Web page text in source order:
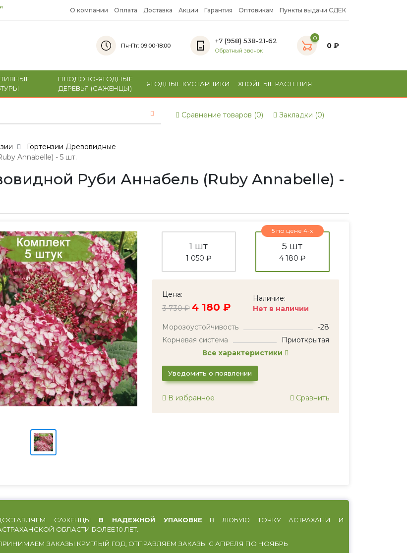
О компании Оплата Доставка Акции Гарантия Оптовикам Пункты выдачи СДЕК
Пн-Пт: 09:00-18:00
+7 (958) 538-21-62
Обратный звонок
0
0 ₽
ПЛОДОВО-ЯГОДНЫЕ
ДЕРЕВЬЯ (САЖЕНЦЫ)
ЯГОДНЫЕ КУСТАРНИКИ ХВОЙНЫЕ РАСТЕНИЯ
Сравнение товаров (0) Закладки (0)
Гортензии Древовидные
Annabelle) - 5 шт.
Руби Аннабель (Ruby Annabelle) -
1 шт
1 050 ₽
5 по цене 4-х
5 шт
4 180 ₽
Цена:
3 730 ₽ 4 180 ₽
Наличие:
Нет в наличии
Морозоустойчивость
-28
Корневая система
Приоткрытая
Все характеристики
Уведомить о появлении
В избранное Сравнить
САЖЕНЦЫ В НАДЕЖНОЙ УПАКОВКЕ В ЛЮБУЮ ТОЧКУ АСТРАХАНИ И
ОБЛАСТИ БОЛЕЕ 10 ЛЕТ.
ЗАКАЗЫ КРУГЛЫЙ ГОД, ОТПРАВЛЯЕМ ЗАКАЗЫ С АПРЕЛЯ ПО НОЯБРЬ